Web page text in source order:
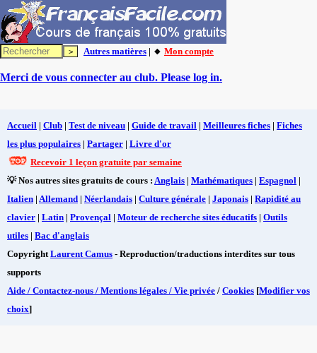
Autres matières | 🔸 Mon compte
Merci de vous connecter au club. Please log in.
Accueil | Club | Test de niveau | Guide de travail | Meilleures fiches | Fiches
les plus populaires | Partager | Livre d'or
Recevoir 1 leçon gratuite par semaine
💡 Nos autres sites gratuits de cours : Anglais | Mathématiques | Espagnol |
Italien | Allemand | Néerlandais | Culture générale | Japonais | Rapidité au
clavier | Latin | Provençal | Moteur de recherche sites éducatifs | Outils
utiles | Bac d'anglais
CopyrightLaurent Camus - Reproduction/traductions interdites sur tous
supports
Aide / Contactez-nous / Mentions légales / Vie privée / Cookies [Modifier vos
choix]